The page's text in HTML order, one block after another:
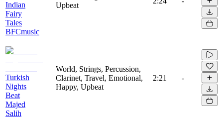
Indian
Fairy
Tales
BFCmusic
Upbeat
Turkish
Nights
Beat
Majed
Salih
World, Strings, Percussion,
Clarinet, Travel, Emotional,
Happy, Upbeat
2:21 -